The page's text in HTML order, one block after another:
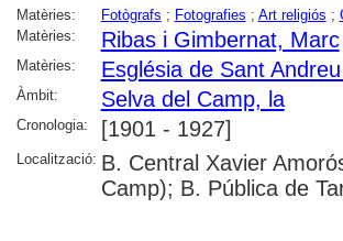
Matèries: Fotògrafs ; Fotografies ; Art religiós ;
Matèries:
Ribas i Gimbernat, Marc
Matèries: Església de Sant
Àmbit: Selva del Camp, la
Cronologia: [1901 - 1927]
Localització: B. Central Xavier
Camp); B. Pública de